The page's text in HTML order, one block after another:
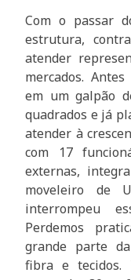
Com o passar
estrutura,
atender
mercados.
em um galpão
quadrados e já
atender à
com 17
externas,
moveleiro de
interrompeu
Perdemos
grande parte
fibra e tecidos.